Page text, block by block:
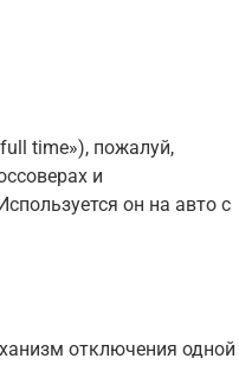
time»), пожалуй,
и
он на авто с
отключения одной